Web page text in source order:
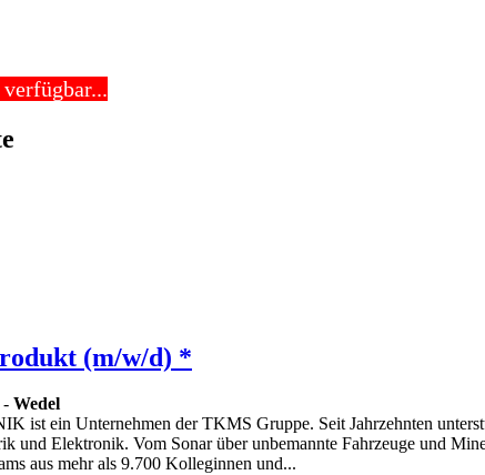
(m/w/d) *
- Wedel
ein Unternehmen der TKMS Gruppe. Seit Jahrzehnten
und Elektronik. Vom Sonar über unbemannte Fahrzeuge und
aus mehr als 9.700 Kolleginnen und...